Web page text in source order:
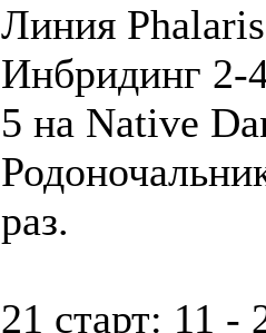
Линия
Инбридинг 2-
5 на Native
раз.
21 старт: 11 -